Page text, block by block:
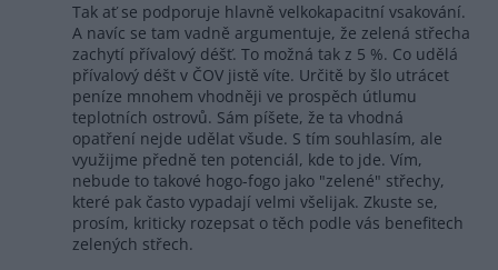
Tak ať se podporuje hlavně velkokapacitní vsakování.
A navíc se tam vadně argumentuje, že zelená střecha
zachytí přívalový déšť. To možná tak z 5 %. Co udělá
přívalový déšt v ČOV jistě víte. Určitě by šlo utrácet
peníze mnohem vhodněji ve prospěch útlumu
teplotních ostrovů. Sám píšete, že ta vhodná
opatření nejde udělat všude. S tím souhlasím, ale
využijme předně ten potenciál, kde to jde. Vím,
nebude to takové hogo-fogo jako "zelené" střechy,
které pak často vypadají velmi všelijak. Zkuste se,
prosím, kriticky rozepsat o těch podle vás benefitech
zelených střech.